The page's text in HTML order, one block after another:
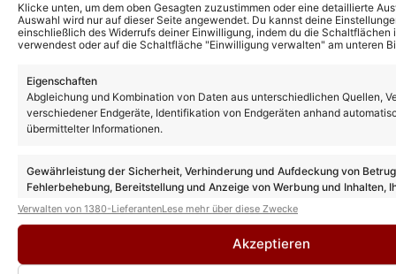
Klicke unten, um dem oben Gesagten zuzustimmen oder eine detaillierte
Auswahl wird nur auf dieser Seite angewendet. Du kannst deine
einschließlich des Widerrufs deiner Einwilligung, indem du die
verwendest oder auf die Schaltfläche "Einwilligung verwalten" am unteren
Eigenschaften
Abgleichung und Kombination von Daten aus unterschiedlichen Quellen,
verschiedener Endgeräte, Identifikation von Endgeräten anhand
übermittelter Informationen.
Gewährleistung der Sicherheit, Verhinderung und Aufdeckung von
Fehlerbehebung, Bereitstellung und Anzeige von Werbung und Inhalten,
Entscheidungen zum Datenschutz speichern und übermitteln.
Verwalten von 1380-LieferantenLese mehr über diese Zwecke
Akzeptieren
Weitere News
Joel Mattli und Malika Dzumaev: Mit
diesen Fotos heizen sie die Liebesgerüchte